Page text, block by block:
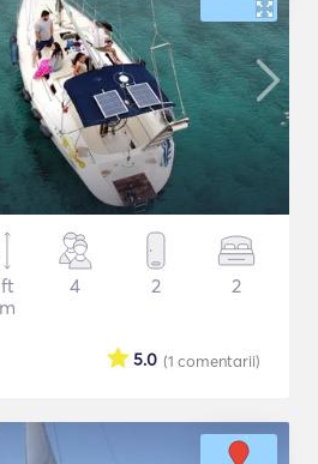
4 2 2
(1 comentarii)
5.0